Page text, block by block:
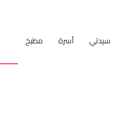
سيدتي أسرة مطبخ